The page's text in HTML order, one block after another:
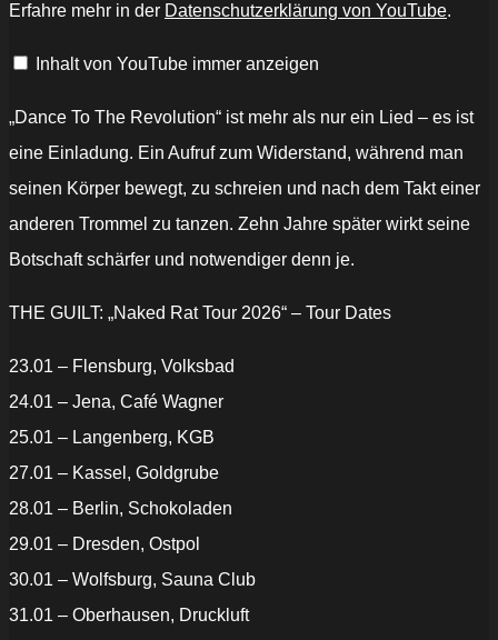
The
new
“Dance
the
–
HQ
Audio“
von
YouTube
anzeigen
Erfahre mehr in der Datenschutzerklärung von YouTube.
Inhalt von YouTube immer anzeigen
„Dance To The Revolution“ ist mehr als nur ein Lied – es ist
eine Einladung. Ein Aufruf zum Widerstand, während man
seinen Körper bewegt, zu schreien und nach dem Takt einer
anderen Trommel zu tanzen. Zehn Jahre später wirkt seine
Botschaft schärfer und notwendiger denn je.
THE GUILT: „Naked Rat Tour 2026“ – Tour Dates
23.01 – Flensburg, Volksbad
24.01 – Jena, Café Wagner
25.01 – Langenberg, KGB
27.01 – Kassel, Goldgrube
28.01 – Berlin, Schokoladen
29.01 – Dresden, Ostpol
30.01 – Wolfsburg, Sauna Club
31.01 – Oberhausen, Druckluft